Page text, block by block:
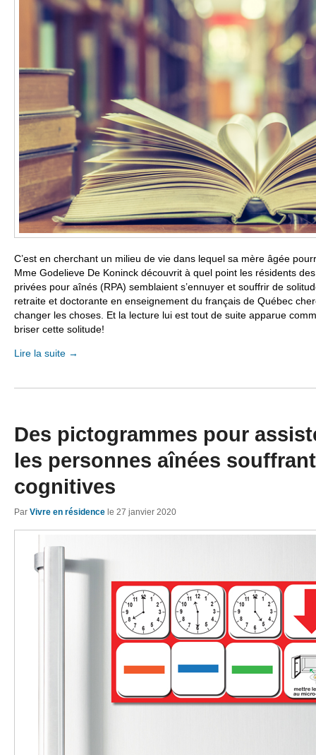
C’est en cherchant un milieu de vie dans lequel sa mère âgée
Mme Godelieve De Koninck découvrit à quel point les résidents
privées pour aînés (RPA) semblaient s’ennuyer et souffrir de
retraite et doctorante en enseignement du français de Québec
changer les choses. Et la lecture lui est tout de suite apparue
briser cette solitude!
Lire la suite →
Des pictogrammes pour
les personnes aînées
cognitives
Par Vivre en résidence le 27 janvier 2020